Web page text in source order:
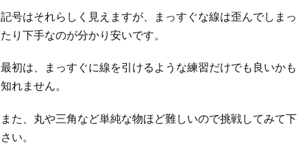
記号はそれらしく見えますが、まっすぐな線は歪んでしまっ
たり下手なのが分かり安いです。
最初は、まっすぐに線を引けるような練習だけでも良いかも
知れません。
また、丸や三角など単純な物ほど難しいので挑戦してみて下
さい。